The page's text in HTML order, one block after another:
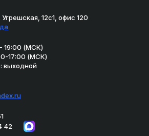
12с1, офис 120
19:00 (МСК)
17:00 (МСК)
выходной
42